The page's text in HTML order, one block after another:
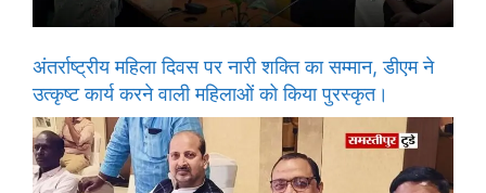
अंतर्राष्ट्रीय महिला दिवस पर नारी शक्ति का सम्मान, डीएम ने
उत्कृष्ट कार्य करने वाली महिलाओं को किया पुरस्कृत।